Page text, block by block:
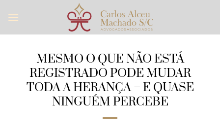
MESMO O QUE NÃO ESTÁ
REGISTRADO PODE MUDAR
TODA A HERANÇA – E QUASE
NINGUÉM PERCEBE